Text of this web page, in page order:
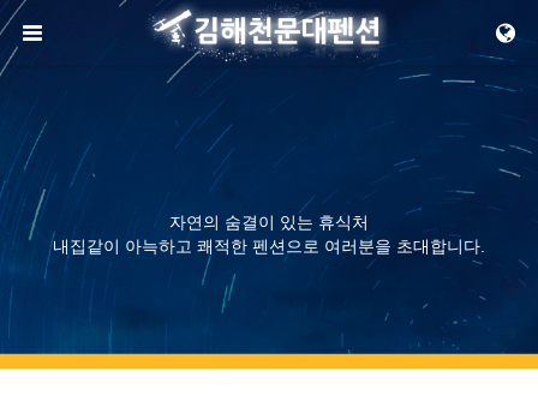
메뉴 건너뛰기
자연의 숨결이 있는 휴식처
내집같이 아늑하고 쾌적한 펜션으로 여러분을 초대합니다.